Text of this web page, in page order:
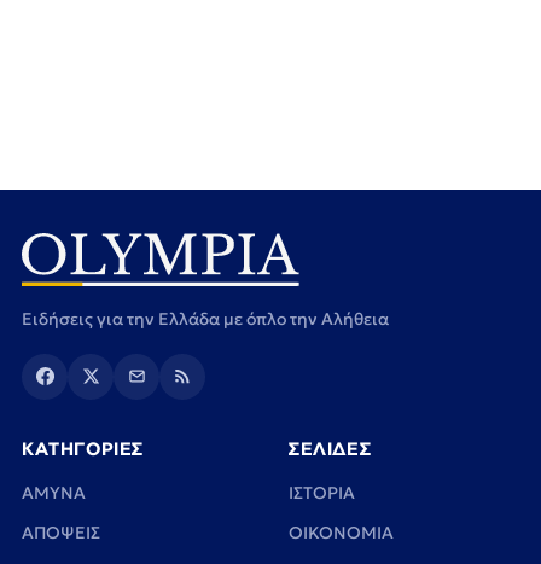
Ειδήσεις για την Ελλάδα με όπλο την Αλήθεια
ΚΑΤΗΓΟΡΙΕΣ
ΑΜΥΝΑ
ΑΠΟΨΕΙΣ
ΣΕΛΙΔΕΣ
ΙΣΤΟΡΙΑ
ΟΙΚΟΝΟΜΙΑ